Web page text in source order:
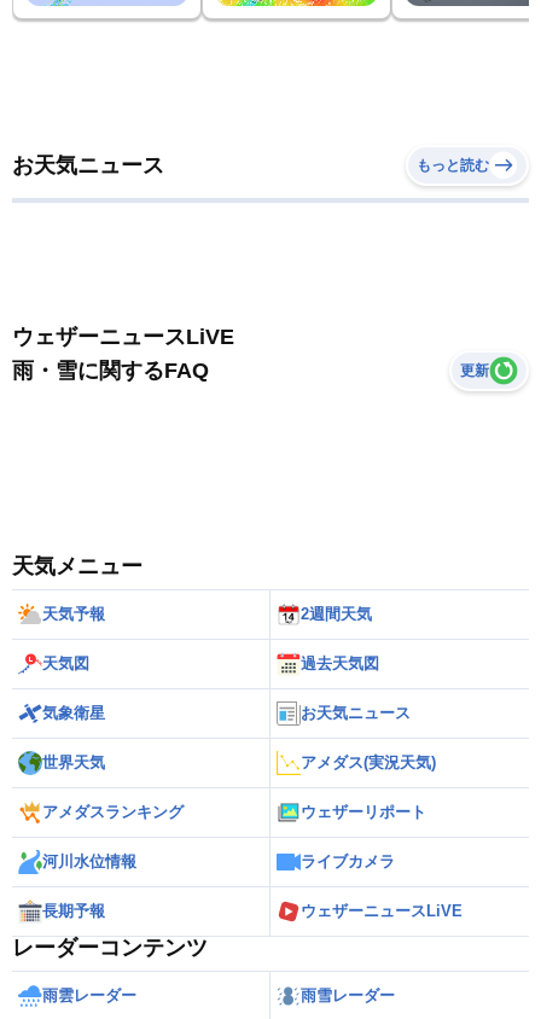
お天気ニュース もっと読む
ウェザーニュースLiVE
雨・雪に関するFAQ
更新
天気メニュー
天気予報 2週間天気
天気図 過去天気図
気象衛星 お天気ニュース
世界天気 アメダス(実況天気)
アメダスランキング ウェザーリポート
河川水位情報 ライブカメラ
長期予報 ウェザーニュースLiVE
レーダーコンテンツ
雨雲レーダー 雨雪レーダー